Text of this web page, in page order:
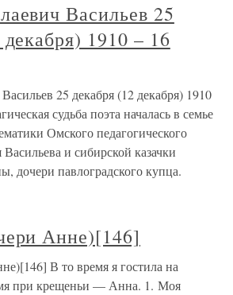
Васильев 25
1910 – 16
25 декабря (12 декабря) 1910
судьба поэта началась в семье
Омского педагогического
и сибирской казачки
дочери павлоградского купца.
Анне)[146]
В то время я гостила на
при крещеньи — Анна. 1. Моя